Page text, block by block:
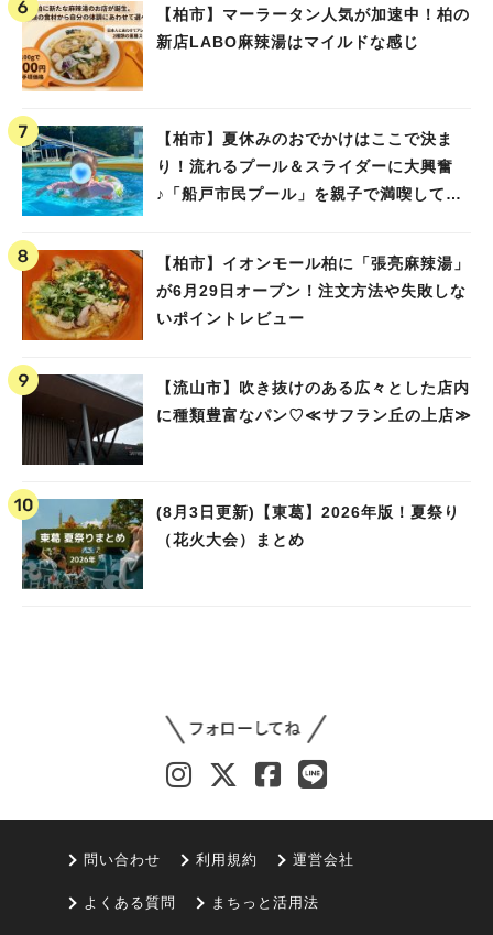
【柏市】マーラータン人気が加速中！柏の
新店LABO麻辣湯はマイルドな感じ
【柏市】夏休みのおでかけはここで決ま
り！流れるプール＆スライダーに大興奮
♪「船戸市民プール」を親子で満喫してき
【柏市】イオンモール柏に「張亮麻辣湯」
が6月29日オープン！注文方法や失敗しな
いポイントレビュー
【流山市】吹き抜けのある広々とした店内
に種類豊富なパン♡≪サフラン丘の上店≫
(8月3日更新)【東葛】2026年版！夏祭り
（花火大会）まとめ
問い合わせ 利用規約 運営会社
よくある質問 まちっと活用法